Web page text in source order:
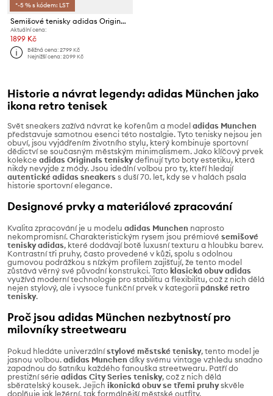
*-5 % s kódem: LST
Semišové tenisky adidas Originals Muenchen
Aktuální cena:
1899 Kč
Běžná cena:2799 Kč
Nejnižší cena:2099 Kč
Historie a návrat legendy: adidas München jako
ikona retro tenisek
Svět sneakers zažívá návrat ke kořenům a modeladidas Munchen
představuje samotnou esenci této nostalgie. Tyto tenisky nejsou jen
obuví, jsou vyjádřením životního stylu, který kombinuje sportovní
dědictví se současným městským minimalismem. Jako klíčový prvek
kolekce adidas Originals teniskydefinují tyto boty estetiku, která
nikdy nevyjde z módy. Jsou ideální volbou pro ty, kteří hledají
autentické adidas sneakers s duší 70. let, kdy se v halách psala
historie sportovní elegance.
Designové prvky a materiálové zpracování
Kvalita zpracování je u modelu adidas Munchen naprosto
nekompromisní. Charakteristickým rysem jsou prémiové semišové
tenisky adidas, které dodávají botě luxusní texturu a hloubku barev.
Kontrastní tři pruhy, často provedené v kůži, spolu s odolnou
gumovou podrážkou s nízkým profilem zajišťují, že tento model
zůstává věrný své původní konstrukci. Tatoklasická obuv adidas
využívá moderní technologie pro stabilitu a flexibilitu, což z nich dělá
nejen stylový, ale i vysoce funkční prvek v kategoriipánské retro
tenisky.
Proč jsou adidas München nezbytností pro
milovníky streetwearu
Pokud hledáte univerzálnístylové městské tenisky, tento model je
jasnou volbou.adidas Munchen díky svému vintage vzhledu snadno
zapadnou do šatníku každého fanouška streetwearu. Patří do
prestižní série adidas City Series tenisky, což z nich dělá
sběratelský kousek. Jejich ikonická obuv se třemi pruhyskvěle
doplňuje jak ležérní, tak formálnější městské outfity.